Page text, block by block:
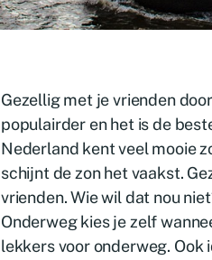
Gezellig met je vrienden
populairder en het is de
Nederland kent veel mooie
schijnt de zon het vaakst.
vrienden. Wie wil dat nou
Onderweg kies je zelf
lekkers voor onderweg. Ook